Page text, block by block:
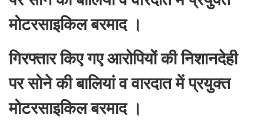
मोटरसाइकिल बरमाद ।
गिरफ्तार किए गए आरोपियों की निशानदेही
पर सोने की बालियां व वारदात में प्रयुक्त
मोटरसाइकिल बरमाद ।